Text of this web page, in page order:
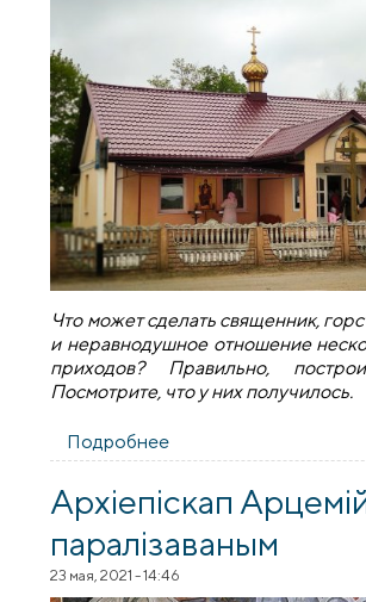
Что может сделать священник,
и неравнодушное отношение
приходов? Правильно,
Посмотрите, что у них получилось.
Подробнее
Освящение церкви в
Архiепiскап
паралізаваным
23 мая, 2021 - 14:46